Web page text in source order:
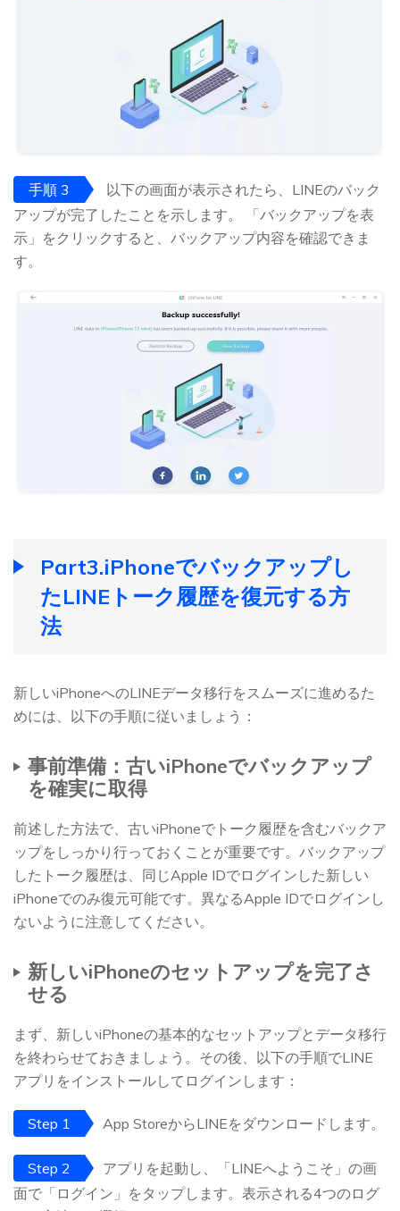
手順 3
以下の画面が表示されたら、LINEのバック
アップが完了したことを示します。 「バックアップを表
示」をクリックすると、バックアップ内容を確認できま
す。
Part3.iPhoneでバックアップし
たLINEトーク履歴を復元する方
法
新しいiPhoneへのLINEデータ移行をスムーズに進めるた
めには、以下の手順に従いましょう：
事前準備：古いiPhoneでバックアップ
を確実に取得
前述した方法で、古いiPhoneでトーク履歴を含むバックア
ップをしっかり行っておくことが重要です。バックアップ
したトーク履歴は、同じApple IDでログインした新しい
iPhoneでのみ復元可能です。異なるApple IDでログインし
ないように注意してください。
新しいiPhoneのセットアップを完了さ
せる
まず、新しいiPhoneの基本的なセットアップとデータ移行
を終わらせておきましょう。その後、以下の手順でLINE
アプリをインストールしてログインします：
Step 1 App StoreからLINEをダウンロードします。
Step 2
アプリを起動し、「LINEへようこそ」の画
面で「ログイン」をタップします。表示される4つのログ